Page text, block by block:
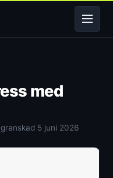
med
granskad 5 juni 2026